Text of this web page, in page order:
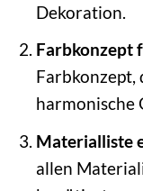
Dekoration.
Farbkonzept
Farbkonzept,
harmonische
Materialliste
allen